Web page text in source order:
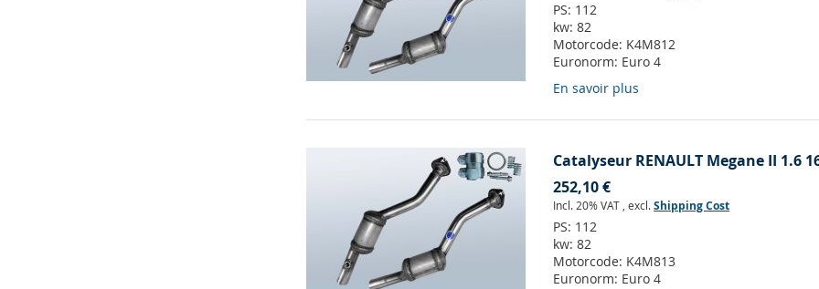
PS: 112
kw:82
Motorcode: K4M812
Euronorm: Euro 4
En savoir plus
Catalyseur RENAULT Megane II 1.6
252,10 €
Incl. 20% VAT ,excl.Shipping Cost
PS: 112
kw:82
Motorcode: K4M813
Euronorm: Euro 4